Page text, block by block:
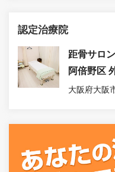
認定治療院
距骨サロ
阿倍野区
大阪府大阪